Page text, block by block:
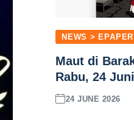
NEWS > EPAPER
Maut di
Rabu, 24
24 JUNE 2026